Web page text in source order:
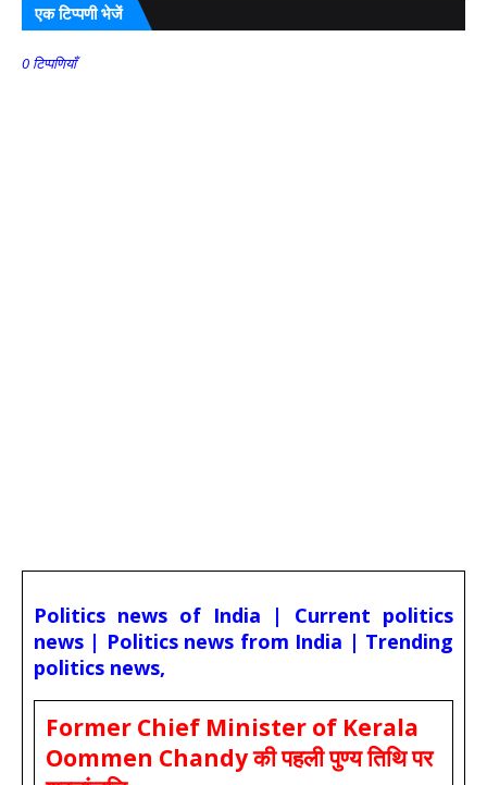
एक टिप्पणी भेजें
0 टिप्पणियाँ
Politics news of India | Current politics
news | Politics news from India | Trending
politics news,
Former Chief Minister of Kerala
Oommen Chandy की पहली पुण्य तिथि पर